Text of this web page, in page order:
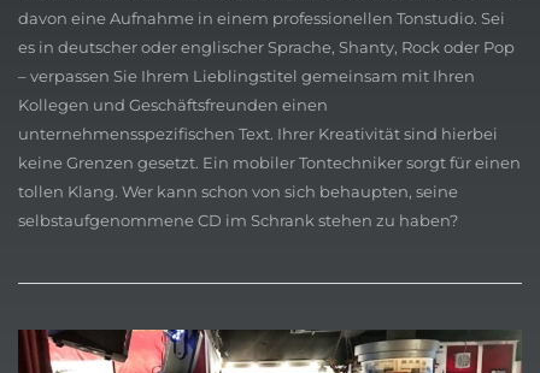
davon eine Aufnahme in einem professionellen Tonstudio. Sei
es in deutscher oder englischer Sprache, Shanty, Rock oder Pop
– verpassen Sie Ihrem Lieblingstitel gemeinsam mit Ihren
Kollegen und Geschäftsfreunden einen
unternehmensspezifischen Text. Ihrer Kreativität sind hierbei
keine Grenzen gesetzt. Ein mobiler Tontechniker sorgt für einen
tollen Klang. Wer kann schon von sich behaupten, seine
selbstaufgenommene CD im Schrank stehen zu haben?